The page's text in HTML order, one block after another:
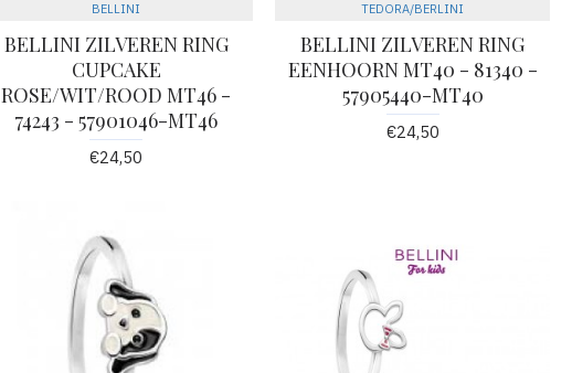
BELLINI
BELLINI ZILVEREN RING
CUPCAKE
ROSE/WIT/ROOD MT46 -
74243 - 57901046-MT46
€24,50
TEDORA/BERLINI
BELLINI ZILVEREN RING
EENHOORN MT40 - 81340 -
57905440-MT40
€24,50